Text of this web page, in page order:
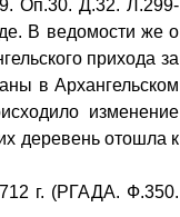
Оп.30. Д.32. Л.299-
В ведомости же о
прихода за
в Архангельском
изменение
деревень отошла к
г. (РГАДА. Ф.350.